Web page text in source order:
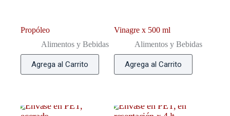
Propóleo
Alimentos y Bebidas
Agrega al Carrito
Vinagre x 500 ml
Alimentos y Bebidas
Agrega al Carrito